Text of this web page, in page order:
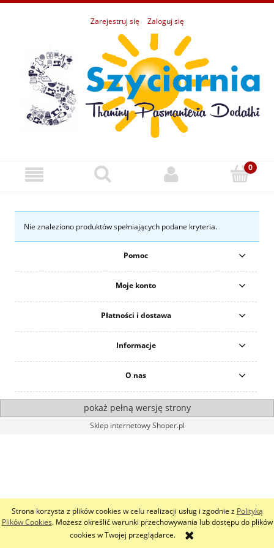
Strona korzysta z plików cookies w celu realizacji usług i zgodnie z Polityką
Plików Cookies. Możesz określić warunki przechowywania lub dostępu do plików
cookies w Twojej przeglądarce.
Zarejestruj się Zaloguj się
Nie znaleziono produktów spełniających podane kryteria.
Pomoc
Moje konto
Płatności i dostawa
Informacje
O nas
pokaż pełną wersję strony
Sklep internetowy Shoper.pl